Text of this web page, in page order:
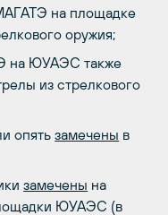
на площадке
оружия;
на ЮУАЭС также
из стрелкового
опятьзамечены в
замечены на
ЮУАЭС (в